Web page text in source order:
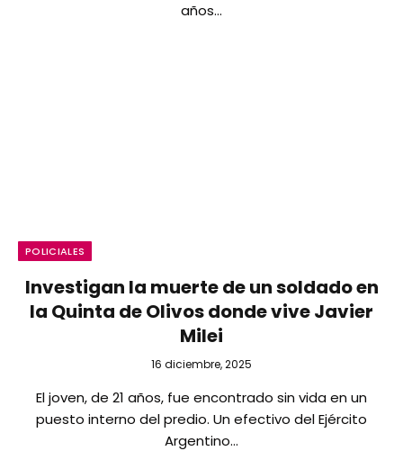
años…
POLICIALES
Investigan la muerte de un soldado en
la Quinta de Olivos donde vive Javier
Milei
16 diciembre, 2025
El joven, de 21 años, fue encontrado sin vida en un
puesto interno del predio. Un efectivo del Ejército
Argentino…